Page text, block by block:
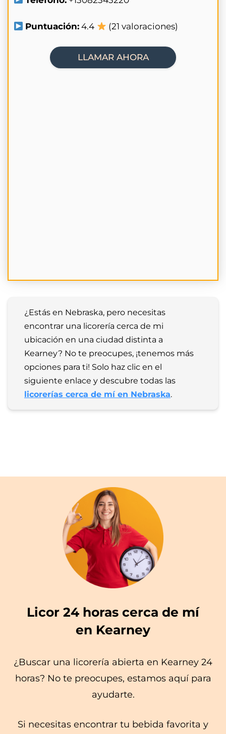
Puntuación: 4.4 (21 valoraciones)
LLAMAR AHORA
¿Estás en Nebraska, pero necesitas
encontrar una licorería cerca de mi
ubicación en una ciudad distinta a
Kearney? No te preocupes, ¡tenemos más
opciones para ti! Solo haz clic en el
licorerías cerca de mí en Nebraska.
Licor 24 horas cerca de mí
en Kearney
¿Buscar una licorería abierta en Kearney 24
horas? No te preocupes, estamos aquí para
ayudarte.
Si necesitas encontrar tu bebida favorita y